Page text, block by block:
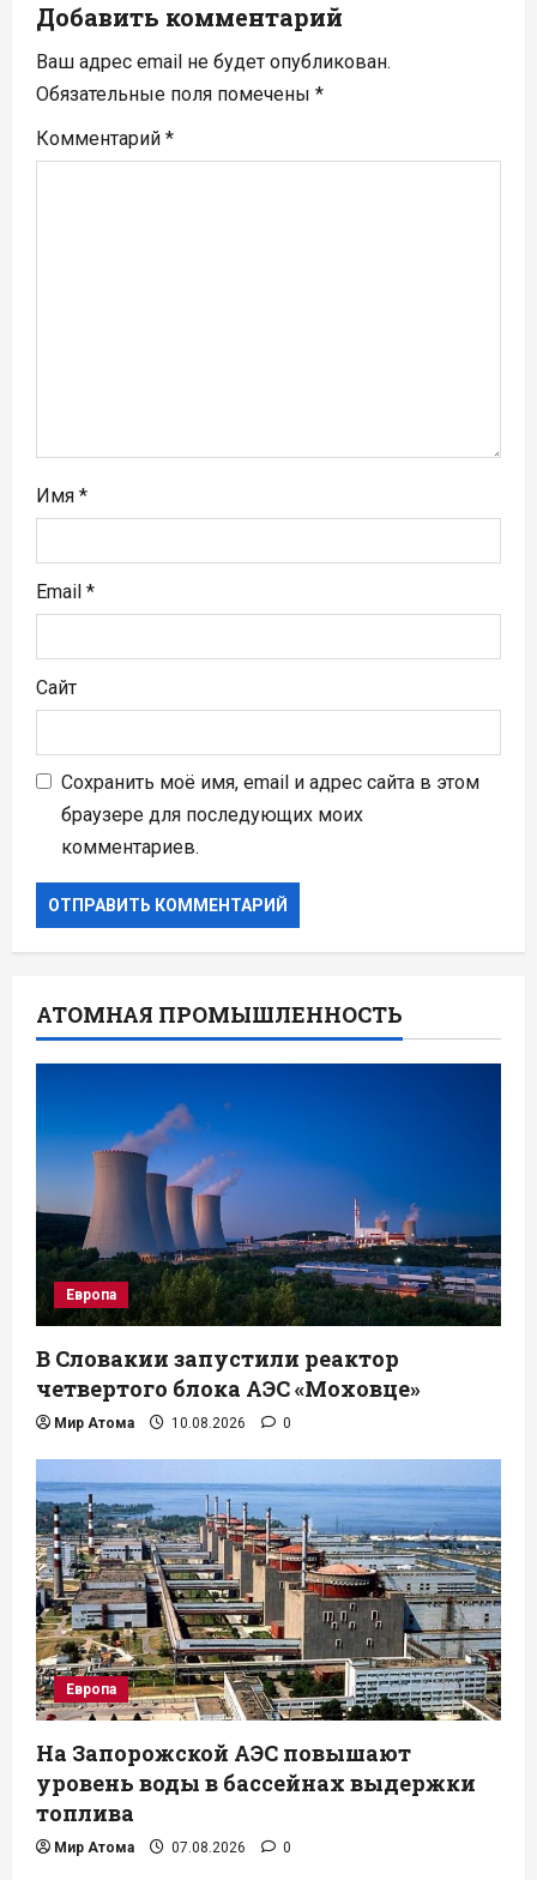
и
я
п
я
Добавить комментарий
Ваш адрес email не будет опубликован.
Обязательные поля помечены *
Комментарий *
Имя *
Email *
Сайт
Сохранить моё имя, email и адрес сайта в этом
браузере для последующих моих
комментариев.
АТОМНАЯ ПРОМЫШЛЕННОСТЬ
Европа
В Словакии запустили реактор
четвертого блока АЭС «Моховце»
Мир Атома 10.08.2026 0
Европа
На Запорожской АЭС повышают
уровень воды в бассейнах выдержки
топлива
Мир Атома 07.08.2026 0